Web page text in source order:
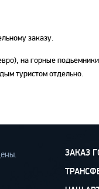
заказу.
на горные
туристом отдельно.
ЗАКАЗ